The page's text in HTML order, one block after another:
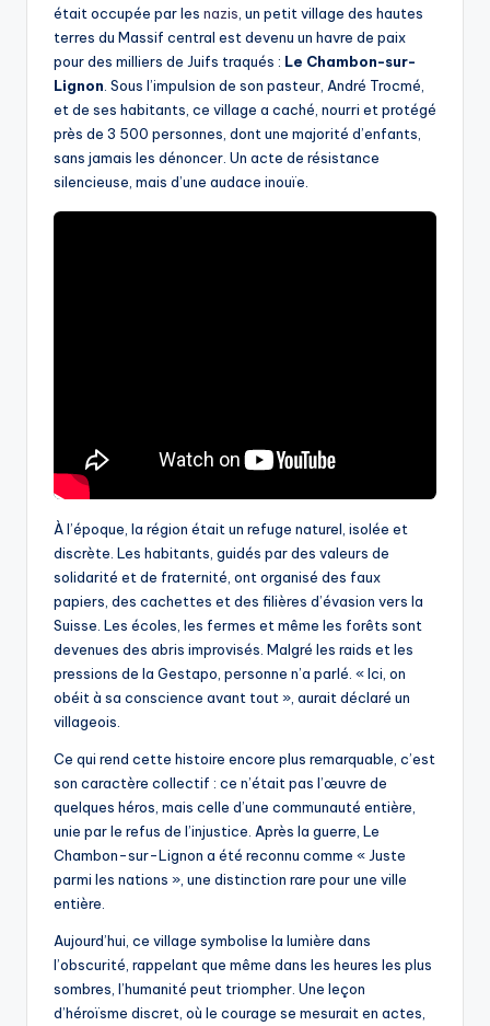
était occupée par les nazis, un petit village des hautes
terres du Massif central est devenu un havre de paix
pour des milliers de Juifs traqués : Le Chambon-sur-
Lignon. Sous l’impulsion de son pasteur, André Trocmé,
et de ses habitants, ce village a caché, nourri et protégé
près de 3 500 personnes, dont une majorité d’enfants,
sans jamais les dénoncer. Un acte de résistance
silencieuse, mais d’une audace inouïe.
À l’époque, la région était un refuge naturel, isolée et
discrète. Les habitants, guidés par des valeurs de
solidarité et de fraternité, ont organisé des faux
papiers, des cachettes et des filières d’évasion vers la
Suisse. Les écoles, les fermes et même les forêts sont
devenues des abris improvisés. Malgré les raids et les
pressions de la Gestapo, personne n’a parlé. « Ici, on
obéit à sa conscience avant tout », aurait déclaré un
villageois.
Ce qui rend cette histoire encore plus remarquable, c’est
son caractère collectif : ce n’était pas l’œuvre de
quelques héros, mais celle d’une communauté entière,
unie par le refus de l’injustice. Après la guerre, Le
Chambon-sur-Lignon a été reconnu comme « Juste
parmi les nations », une distinction rare pour une ville
entière.
Aujourd’hui, ce village symbolise la lumière dans
l’obscurité, rappelant que même dans les heures les plus
sombres, l’humanité peut triompher. Une leçon
d’héroïsme discret, où le courage se mesurait en actes,